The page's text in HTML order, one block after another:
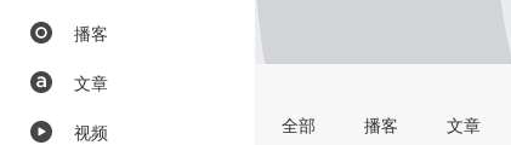
播客
文章
视频 全部 播客 文章